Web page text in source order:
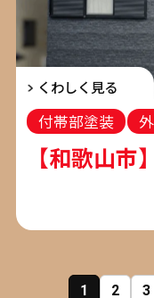
くわしく見る
【和歌山
付帯部塗装
コーキング工事
1 2 3
NEXT